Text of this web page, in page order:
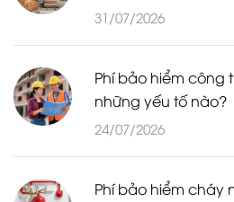
31/07/2026
Phí bảo hiểm công
những yếu tố nào?
24/07/2026
Phí bảo hiểm cháy